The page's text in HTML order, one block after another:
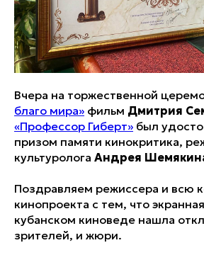
Вчера на торжественной
благо мира» фильм Дмитрия
«Профессор Гиберт» был
призом памяти кинокритика,
культуролога Андрея
Поздравляем режиссера и всю
кинопроекта с тем, что
кубанском киноведе нашла
зрителей, и жюри.